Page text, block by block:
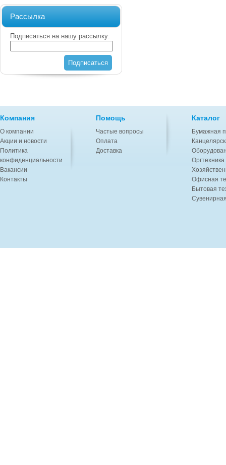
Рассылка
Подписаться на нашу рассылку:
Подписаться
Компания
О компании
Акции и новости
Политика
конфиденциальности
Вакансии
Контакты
Помощь
Частые вопросы
Оплата
Доставка
Каталог
Бумажная
Офисная
Бытовая